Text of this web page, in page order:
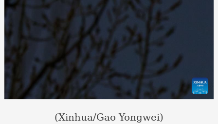
(Xinhua/Gao Yongwei)